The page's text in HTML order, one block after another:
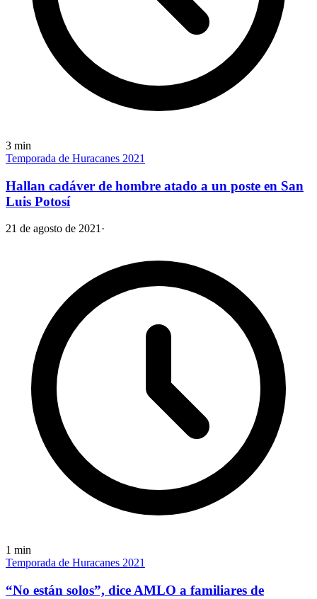
3 min
Temporada de Huracanes 2021
Hallan cadáver de hombre atado a un poste en San
Luis Potosí
21 de agosto de 2021·
1 min
Temporada de Huracanes 2021
“No están solos”, dice AMLO a familiares de